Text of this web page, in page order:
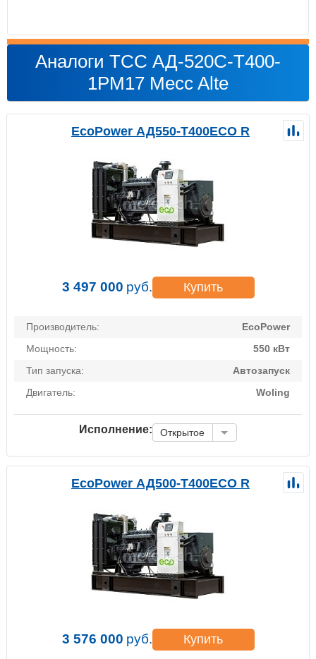
Аналоги ТСС АД-520С-Т400-
1РМ17 Mecc Alte
EcoPower АД550-T400ECO R
3 497 000 руб. Купить
Производитель:
EcoPower
Мощность:
550 кВт
Тип запуска:
Автозапуск
Двигатель:
Woling
Исполнение: Открытое
EcoPower АД500-T400ECO R
3 576 000 руб. Купить